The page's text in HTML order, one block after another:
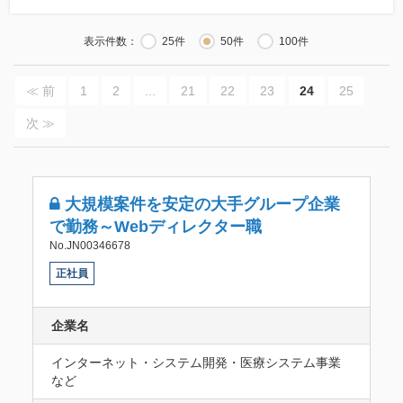
表示件数： 25件 50件 100件
≪ 前 1 2 21 22 23 24 25
次 ≫
大規模案件を安定の大手グループ企業
で勤務～Webディレクター職
No.JN00346678
正社員
企業名
インターネット・システム開発・医療システム事業
など